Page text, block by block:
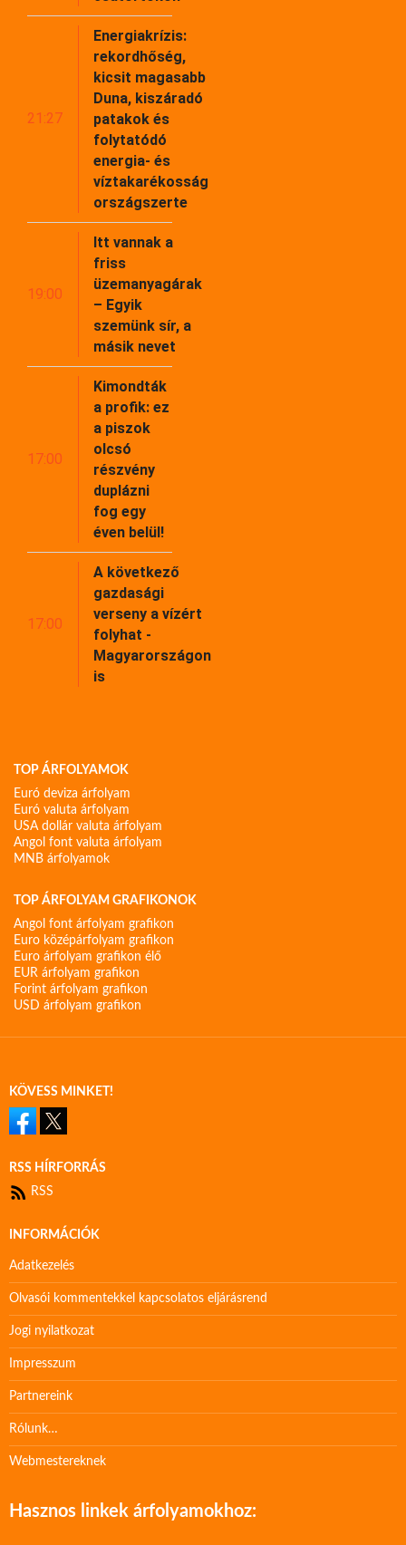
21:27
Energiakrízis:
rekordhőség,
kicsit magasabb
Duna, kiszáradó
patakok és
folytatódó
energia- és
víztakarékosság
országszerte
19:00
Itt vannak a
friss
üzemanyagárak
– Egyik
szemünk sír, a
másik nevet
17:00
Kimondták
a profik: ez
a piszok
olcsó
részvény
duplázni
fog egy
éven belül!
17:00
A következő
gazdasági
verseny a vízért
folyhat -
Magyarországon
is
TOP ÁRFOLYAMOK
Euró deviza árfolyam
Euró valuta árfolyam
USA dollár valuta árfolyam
Angol font valuta árfolyam
MNB árfolyamok
TOP ÁRFOLYAM GRAFIKONOK
Angol font árfolyam grafikon
Euro középárfolyam grafikon
Euro árfolyam grafikon élő
EUR árfolyam grafikon
Forint árfolyam grafikon
USD árfolyam grafikon
KÖVESS MINKET!
RSS HÍRFORRÁS
RSS
INFORMÁCIÓK
Adatkezelés
Olvasói kommentekkel kapcsolatos eljárásrend
Jogi nyilatkozat
Impresszum
Partnereink
Rólunk…
Webmestereknek
Hasznos linkek árfolyamokhoz: